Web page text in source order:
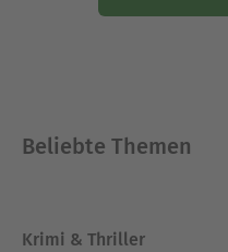
Beliebte Themen
Krimi & Thriller